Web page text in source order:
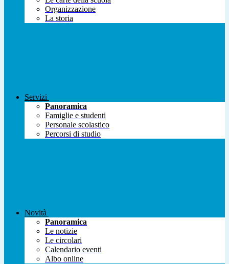
Organizzazione
La storia
Servizi
Panoramica
Famiglie e studenti
Personale scolastico
Percorsi di studio
Novità
Panoramica
Le notizie
Le circolari
Calendario eventi
Albo online